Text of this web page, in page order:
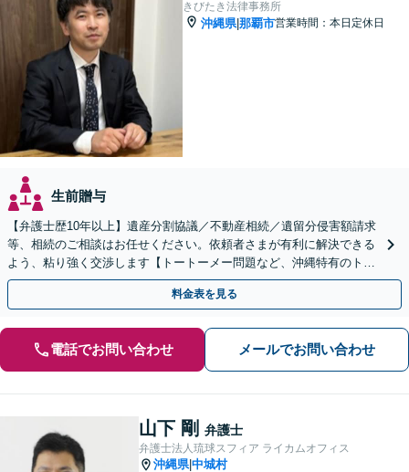
きびたき法律事務所
沖縄県|那覇市営業時間：本日定休日
生前贈与
【弁護士歴10年以上】遺産分割協議／不動産相続／遺留分侵害額請求
等、相続のご相談はお任せください。依頼者さまが有利に解決できる
よう、粘り強く交渉します【トートーメー問題など、沖縄特有のトラ
ブルにも対応】【バス停「天久」2分】
料金表を見る
電話でお問い合わせ メールでお問い合わせ
山下 剛 弁護士
弁護士法人琉球スフィア ライカムオフィス
沖縄県|中城村